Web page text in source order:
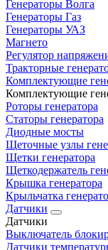
Генераторы Волга
Генераторы Газ
Генераторы УАЗ
Магнето
Регулятор
Тракторные
Комплектующие
Комплектующие
Роторы генератора
Статоры генератора
Диодные мосты
Щеточные узлы
Щетки генератора
Щеткодержатель
Крышка генератора
Крыльчатка
Датчики
Датчики
Выключатель
Датчики